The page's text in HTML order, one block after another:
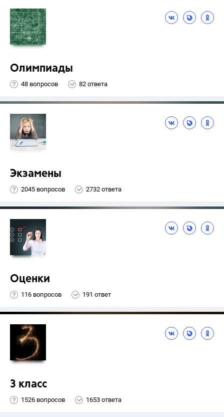
Олимпиады
48 вопросов 82 ответа
Экзамены
2045 вопросов 2732 ответа
Оценки
116 вопросов 191 ответ
3 класс
1526 вопросов 1653 ответа